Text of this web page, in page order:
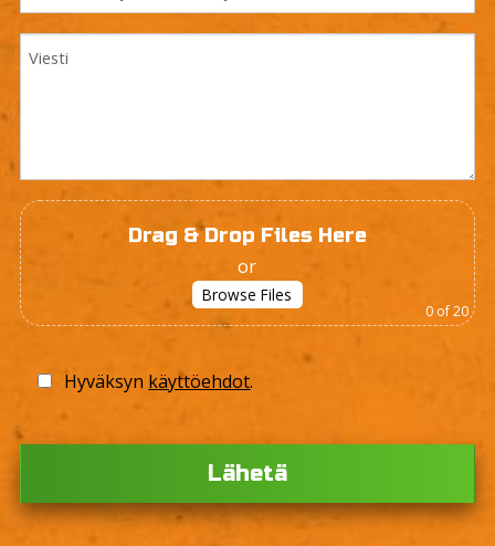
Drag & Drop Files Here
or
Browse Files
0of 20
Hyväksyn käyttöehdot.